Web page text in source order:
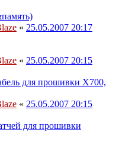
« 25.05.2007 20:17
« 25.05.2007 20:15
для прошивки Х700,
« 25.05.2007 20:15
для прошивки